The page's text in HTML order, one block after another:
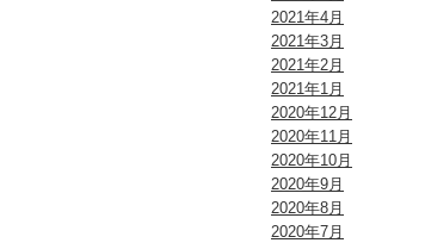
2021年4月
2021年3月
2021年2月
2021年1月
2020年12月
2020年11月
2020年10月
2020年9月
2020年8月
2020年7月